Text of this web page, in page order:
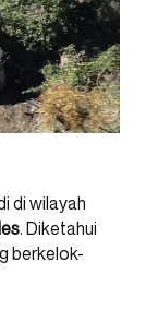
di wilayah
. Diketahui
berkelok-